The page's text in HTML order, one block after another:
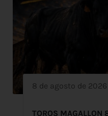
8 de agosto de 2026
TOROS MAGALLON